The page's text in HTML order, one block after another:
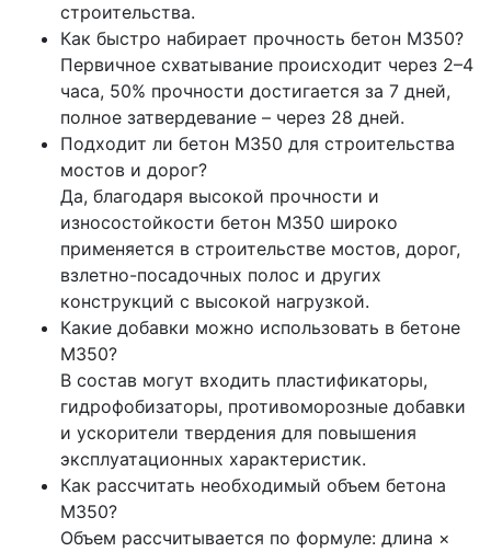
строительства.
Как быстро набирает прочность бетон М350?
Первичное схватывание происходит через 2–4
часа, 50% прочности достигается за 7 дней,
полное затвердевание – через 28 дней.
Подходит ли бетон М350 для строительства
мостов и дорог?
Да, благодаря высокой прочности и
износостойкости бетон М350 широко
применяется в строительстве мостов, дорог,
взлетно-посадочных полос и других
конструкций с высокой нагрузкой.
Какие добавки можно использовать в бетоне
М350?
В состав могут входить пластификаторы,
гидрофобизаторы, противоморозные добавки
и ускорители твердения для повышения
эксплуатационных характеристик.
Как рассчитать необходимый объем бетона
М350?
Объем рассчитывается по формуле: длина ×